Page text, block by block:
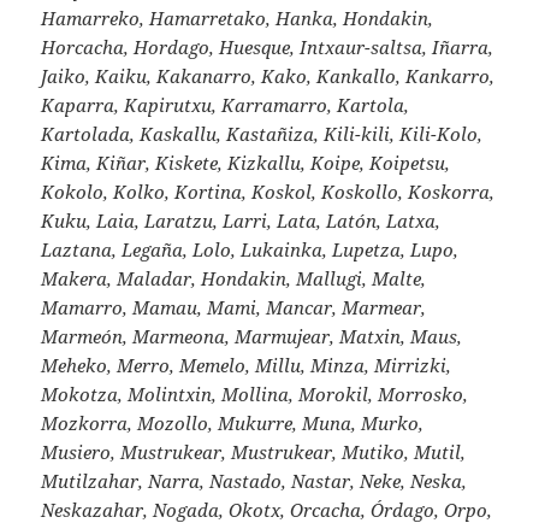
Hamarreko, Hamarretako, Hanka, Hondakin,
Horcacha, Hordago, Huesque, Intxaur-saltsa, Iñarra,
Jaiko, Kaiku, Kakanarro, Kako, Kankallo, Kankarro,
Kaparra, Kapirutxu, Karramarro, Kartola,
Kartolada, Kaskallu, Kastañiza, Kili-kili, Kili-Kolo,
Kima, Kiñar, Kiskete, Kizkallu, Koipe, Koipetsu,
Kokolo, Kolko, Kortina, Koskol, Koskollo, Koskorra,
Kuku, Laia, Laratzu, Larri, Lata, Latón, Latxa,
Laztana, Legaña, Lolo, Lukainka, Lupetza, Lupo,
Makera, Maladar, Hondakin, Mallugi, Malte,
Mamarro, Mamau, Mami, Mancar, Marmear,
Marmeón, Marmeona, Marmujear, Matxin, Maus,
Meheko, Merro, Memelo, Millu, Minza, Mirrizki,
Mokotza, Molintxin, Mollina, Morokil, Morrosko,
Mozkorra, Mozollo, Mukurre, Muna, Murko,
Musiero, Mustrukear, Mustrukear, Mutiko, Mutil,
Mutilzahar, Narra, Nastado, Nastar, Neke, Neska,
Neskazahar, Nogada, Okotx, Orcacha, Órdago, Orpo,